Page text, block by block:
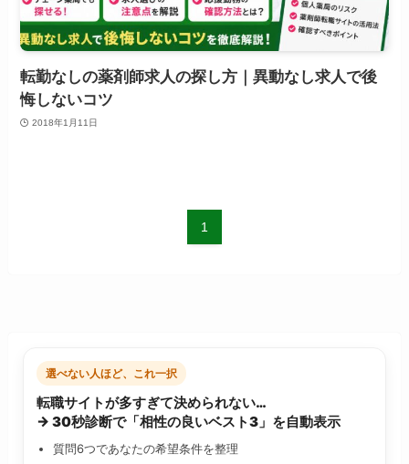
転勤なしの薬剤師求人の探し方｜異動なし求人で後
悔しないコツ
2018年1月11日
1
選べない人ほど、これ一択
転職サイトが多すぎて決められない…
→ 30秒診断で「相性の良いベスト3」を自動表示
質問6つであなたの希望条件を整理